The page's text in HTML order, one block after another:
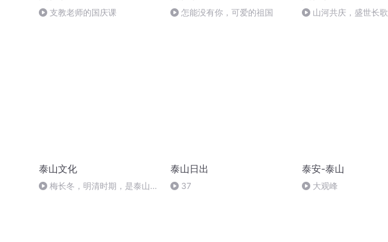
支教老师的国庆课 怎能没有你，可爱的祖国 山河共庆，盛世长歌
泰山文化
梅长冬，明清时期，是泰山决
泰山日出
37
泰安-泰山
大观峰